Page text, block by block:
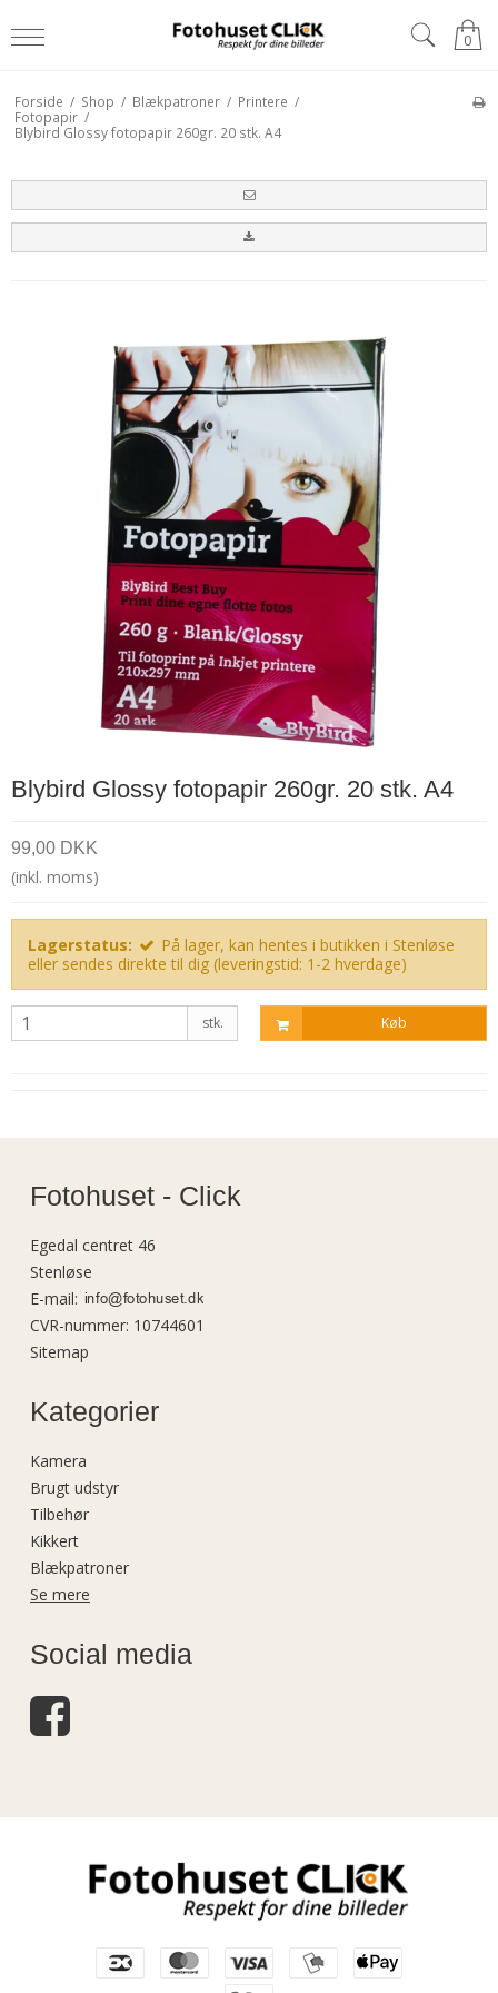
0
Forside / Shop / Blækpatroner / Printere /
Fotopapir /
Blybird Glossy fotopapir 260gr. 20 stk. A4
Blybird Glossy fotopapir 260gr. 20 stk. A4
99,00 DKK
(inkl. moms)
Lagerstatus:
På lager, kan hentes i butikken i Stenløse
eller sendes direkte til dig (leveringstid: 1-2 hverdage)
stk. Køb
Fotohuset - Click
Egedal centret 46
Stenløse
E-mail:
CVR-nummer: 10744601
Sitemap
Kategorier
Kamera
Brugt udstyr
Tilbehør
Kikkert
Blækpatroner
Se mere
Social media